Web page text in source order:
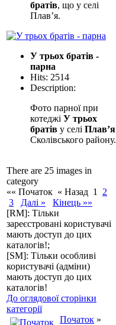
братів, що у селі
Плав’я.
У трьох братів -
парна
Hits: 2514
Description:
Фото парної при
котеджі У трьох
братів у селі Плав’я
Сколівського району.
There are 25 images in
category
«« Початок « Назад 1
2
3
Далі »
Кінець »»
[RM]: Тільки
зареєстровані користувачі
мають доступ до цих
каталогів!;
[SM]: Тільки особливі
користувачі (адміни)
мають доступ до цих
каталогів!
До оглядової сторінки
категорії
Початок »